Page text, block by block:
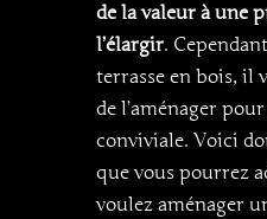
de la valeur à une
l’élargir.
terrasse en bois, il
de l’aménager
conviviale. Voici
que vous pourrez
voulez aménager